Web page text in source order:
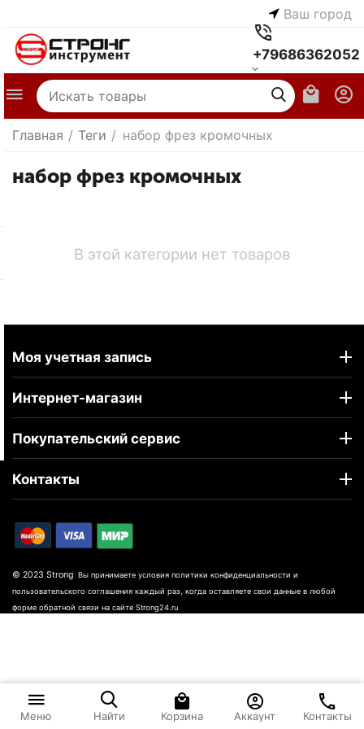
Ваш город
+79686362052
Главная / Теги / набор фрез кромочных
набор фрез кромочных
В этой категории нет товаров
Моя учетная запись
Интернет-магазин
Покупательский сервис
Контакты
© 2023 Strong Вы принимаете условия политики конфиденциальности и
пользовательского соглашения каждый раз, когда оставляете свои данные в любой
форме обратной связи на сайте Strong24.ru
Меню Найти Корзина Аккаунт Контакты